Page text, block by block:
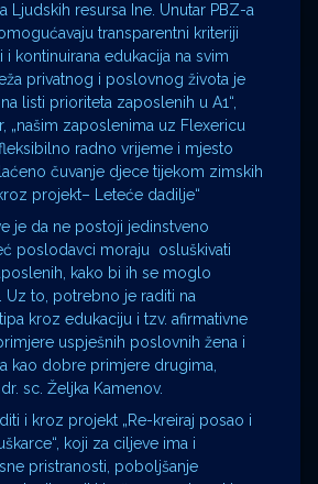
Ljudskih resursa Ine. Unutar PBZ-a
transparentni kriteriji
i kontinuirana edukacija na svim
privatnog i poslovnog života je
listi prioriteta zaposlenih u A1“,
„našim zaposlenima uz Flexericu
radno vrijeme i mjesto
čuvanje djece tijekom zimskih
projekt– Leteće dadilje“
je da ne postoji jedinstveno
poslodavci moraju osluškivati
kako bi ih se moglo
Uz to, potrebno je raditi na
kroz edukaciju i tzv. afirmativne
uspješnih poslovnih žena i
kao dobre primjere drugima,
sc. Željka Kamenov.
i kroz projekt „Re-kreiraj posao i
koji za ciljeve ima i
pristranosti, poboljšanje